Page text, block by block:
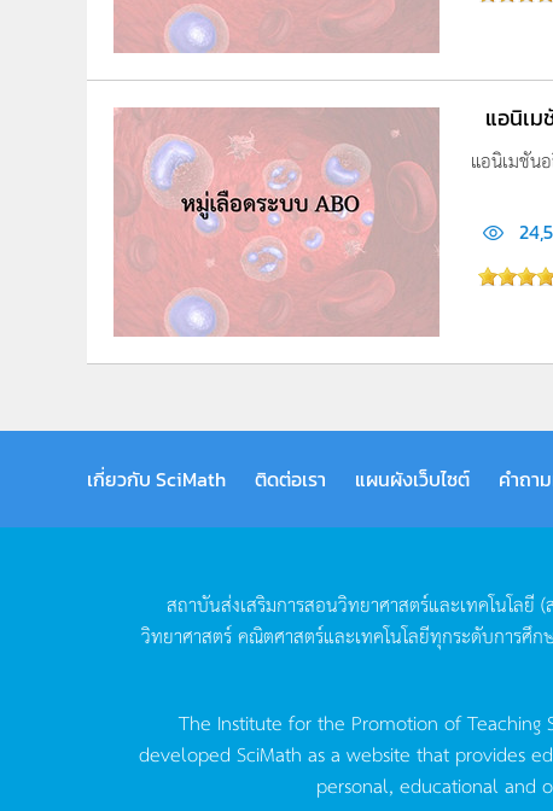
แอนิเม
แอนิเมชัน
เกี่ยวกับ SciMath ติดต่อเรา แผนผังเว็บไซต์ คำถา
สถาบันส่งเสริมการสอนวิทยาศาสตร์และเทคโนโลยี (
วิทยาศาสตร์คณิตศาสตร์และเทคโนโลยีทุกระดับการศึก
The Institute for the Promotion of Teaching
developed SciMath as a website that provides
personal, educational and